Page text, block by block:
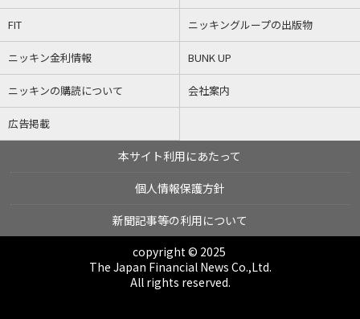
FIT ニッキングループの出版物
ニッキン金利情報 BUNK UP
ニッキンの購読について 会社案内
広告掲載
本サイト利用にあたって
個人情報保護方針
新聞記事等の利用について
copyright © 2025
The Japan Financial News Co.,Ltd.
All rights reserved.